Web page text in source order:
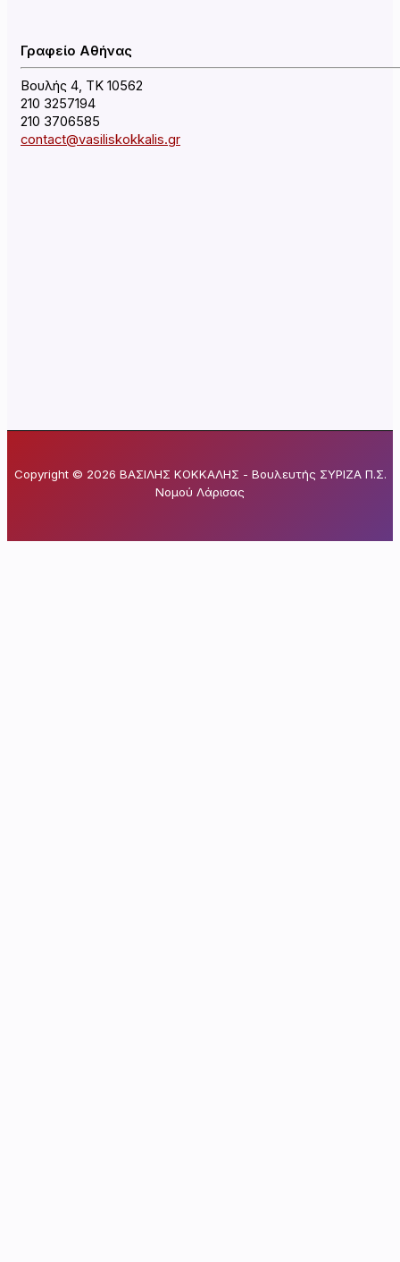
Γραφείο Αθήνας
Βουλής 4, ΤΚ 10562
210 3257194
210 3706585
contact@vasiliskokkalis.gr
Copyright © 2026 ΒΑΣΙΛΗΣ ΚΟΚΚΑΛΗΣ - Βουλευτής ΣΥΡΙΖΑ Π.Σ.
Νομού Λάρισας